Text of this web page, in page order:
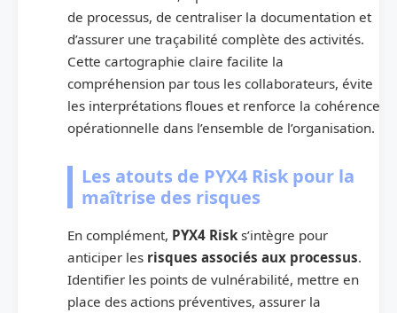
de processus, de centraliser la documentation et
d’assurer une traçabilité complète des activités.
Cette cartographie claire facilite la
compréhension par tous les collaborateurs, évite
les interprétations floues et renforce la cohérence
opérationnelle dans l’ensemble de l’organisation.
Les atouts de PYX4 Risk pour la
maîtrise des risques
En complément, PYX4 Risk s’intègre pour
anticiper les risques associés aux processus.
Identifier les points de vulnérabilité, mettre en
place des actions préventives, assurer la